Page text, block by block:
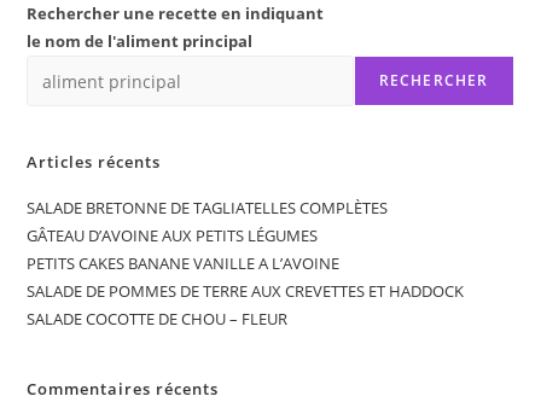
Rechercher une recette en indiquant
le nom de l'aliment principal
RECHERCHER
Articles récents
SALADE BRETONNE DE TAGLIATELLES COMPLÈTES
GÂTEAU D’AVOINE AUX PETITS LÉGUMES
PETITS CAKES BANANE VANILLE A L’AVOINE
SALADE DE POMMES DE TERRE AUX CREVETTES ET HADDOCK
SALADE COCOTTE DE CHOU – FLEUR
Commentaires récents